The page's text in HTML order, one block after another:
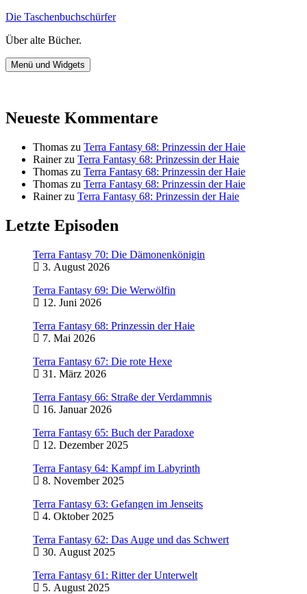
Zum
springen
Die Taschenbuchschürfer
Über alte Bücher.
Menü und Widgets
Neueste Kommentare
Thomas zu Terra Fantasy 68: Prinzessin der Haie
Rainerzu Terra Fantasy 68: Prinzessin der Haie
Thomas zu Terra Fantasy 68: Prinzessin der Haie
Thomas zu Terra Fantasy 68: Prinzessin der Haie
Rainerzu Terra Fantasy 68: Prinzessin der Haie
Letzte Episoden
Terra Fantasy 70: Die Dämonenkönigin
3. August 2026
Terra Fantasy 69: Die Werwölfin
12. Juni 2026
Terra Fantasy 68: Prinzessin der Haie
7. Mai 2026
Terra Fantasy 67: Die rote Hexe
31. März 2026
Terra Fantasy 66: Straße der Verdammnis
16. Januar 2026
Terra Fantasy 65: Buch der Paradoxe
12. Dezember 2025
Terra Fantasy 64: Kampf im Labyrinth
8. November 2025
Terra Fantasy 63: Gefangen im Jenseits
4. Oktober 2025
Terra Fantasy 62: Das Auge und das Schwert
30. August 2025
Terra Fantasy 61: Ritter der Unterwelt
5. August 2025